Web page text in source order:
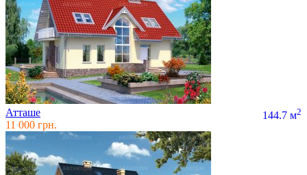
Атташе 144.7 м2
11 000 грн.